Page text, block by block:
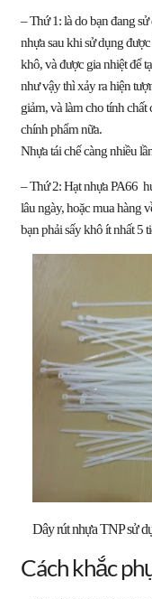
– Thứ 1: là do bạn đang sử
nhựa sau khi sử dụng
khô, và được gia nhiệt để
như vậy thì xảy ra hiện
giảm, và làm cho tính
chính phẩm nữa.
Nhựa tái chế càng nhiều
– Thứ 2:Hạt nhựaPA66
lâu ngày, hoặc mua hàng
bạn phải sấy khô ít nhất 5
Dây rút nhựa TNP sử
Cách khắc